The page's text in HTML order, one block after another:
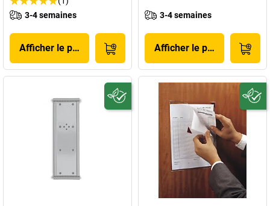
3-4 semaines
Afficher le produit
3-4 semaines
Afficher le produit